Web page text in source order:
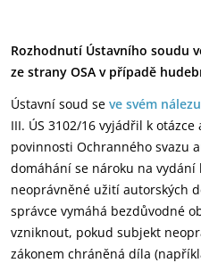
Rozhodnutí Ústavního soudu
ze strany OSA v případě
Ústavní soud se ve svém nálezu
III. ÚS 3102/16 vyjádřil k
povinnosti Ochranného svazu
domáhání se nároku na
neoprávněné užití autorských
správce vymáhá bezdůvodné
vzniknout, pokud subjekt
zákonem chráněná díla